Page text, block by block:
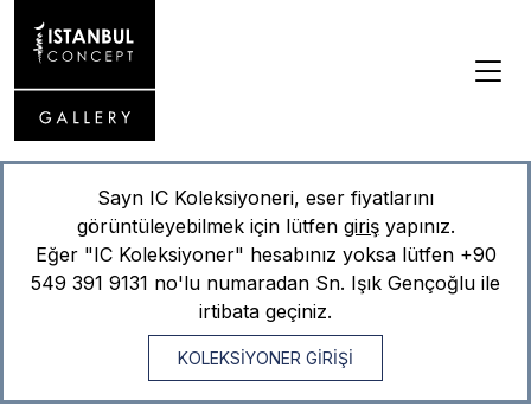
Sayn IC Koleksiyoneri, eser fiyatlarını
görüntüleyebilmek için lütfen girişyapınız.
Eğer "IC Koleksiyoner" hesabınız yoksa lütfen +90
549 391 9131 no'lu numaradan Sn. Işık Gençoğlu ile
irtibata geçiniz.
KOLEKSİYONER GİRİŞİ